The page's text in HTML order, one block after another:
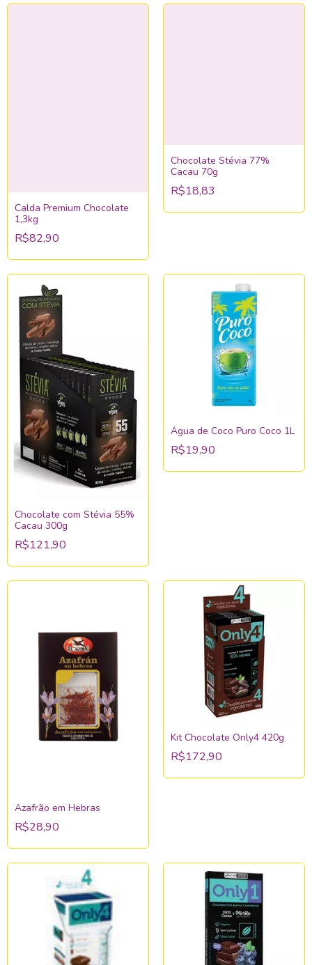
Calda Premium Chocolate
1,3kg
R$82,90
Chocolate Stévia 77%
Cacau 70g
R$18,83
Chocolate com Stévia 55%
Cacau 300g
R$121,90
Água de Coco Puro Coco 1L
R$19,90
Azafrão em Hebras
R$28,90
Kit Chocolate Only4 420g
R$172,90